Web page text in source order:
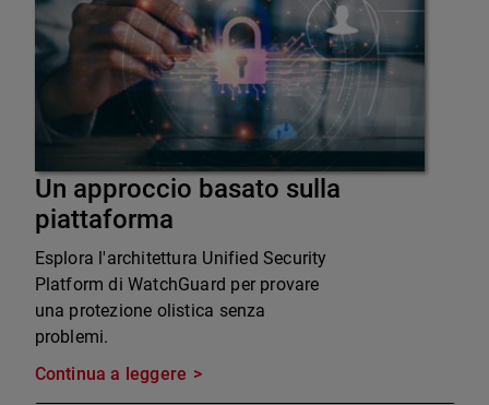
Un approccio basato sulla
piattaforma
Esplora l'architettura Unified Security
Platform di WatchGuard per provare
una protezione olistica senza
problemi.
Continua a leggere